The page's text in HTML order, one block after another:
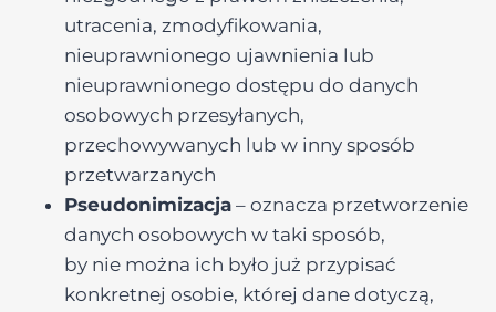
utracenia, zmodyfikowania,
nieuprawnionego ujawnienia lub
nieuprawnionego dostępu do danych
osobowych przesyłanych,
przechowywanych lub w inny sposób
przetwarzanych
Pseudonimizacja – oznacza przetworzenie
danych osobowych w taki sposób,
by nie można ich było już przypisać
konkretnej osobie, której dane dotyczą,